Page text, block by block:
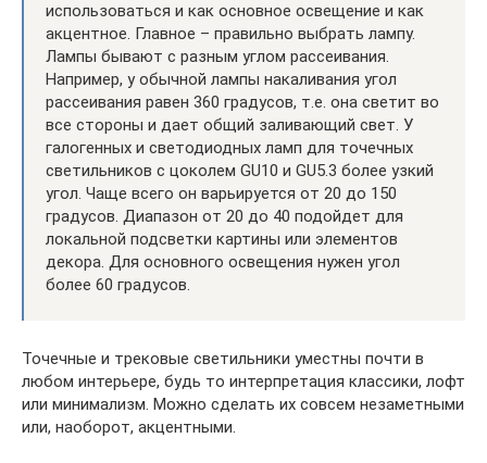
использоваться и как основное освещение и как
акцентное. Главное – правильно выбрать лампу.
Лампы бывают с разным углом рассеивания.
Например, у обычной лампы накаливания угол
рассеивания равен 360 градусов, т.е. она светит во
все стороны и дает общий заливающий свет. У
галогенных и светодиодных ламп для точечных
светильников с цоколем GU10 и GU5.3 более узкий
угол. Чаще всего он варьируется от 20 до 150
градусов. Диапазон от 20 до 40 подойдет для
локальной подсветки картины или элементов
декора. Для основного освещения нужен угол
более 60 градусов.
Точечные и трековые светильники уместны почти в
любом интерьере, будь то интерпретация классики, лофт
или минимализм. Можно сделать их совсем незаметными
или, наоборот, акцентными.